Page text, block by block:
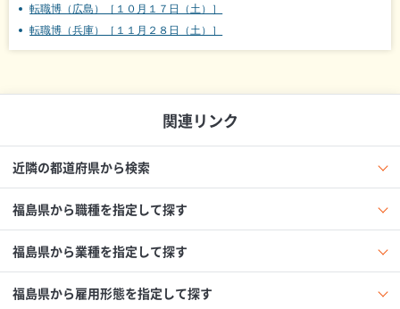
転職博（広島）［１０月１７日（土）］
転職博（兵庫）［１１月２８日（土）］
関連リンク
近隣の都道府県から検索
福島県から職種を指定して探す
福島県から業種を指定して探す
福島県から雇用形態を指定して探す